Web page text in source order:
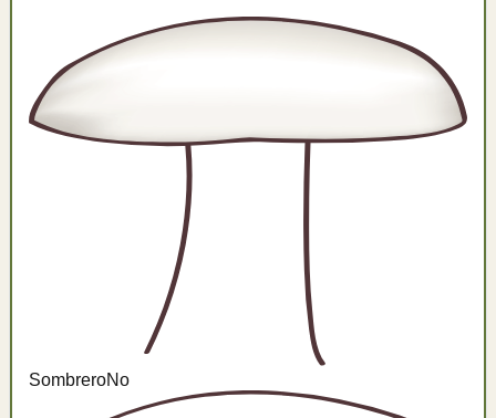
SombreroNo